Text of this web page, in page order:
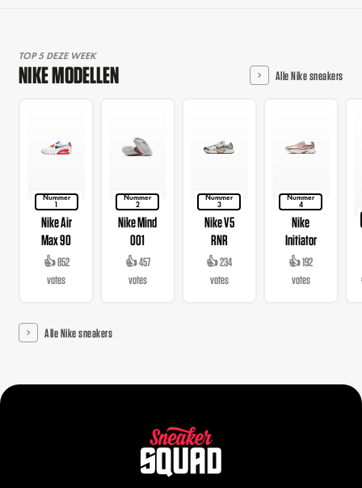
TOP 5 DEZE WEEK
NIKE MODELLEN Alle Nike sneakers
Nummer
1
Nike Air
Max 90
👍 852
votes
Nummer
2
Nike Mind
001
👍 457
votes
Nummer
3
Nike V5
RNR
👍 234
votes
Nummer
4
Nike
Initiator
👍 192
votes
Alle Nike sneakers